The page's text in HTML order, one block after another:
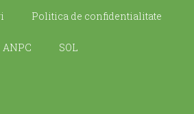
Politica de confidentialitate
ANPC SOL